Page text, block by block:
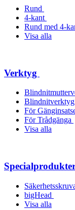
Rund
4-kant
Rund med 4-
Visa alla
Verktyg
Blindnitverktyg
För
För Trådgänga
Visa alla
bigHead
Visa alla